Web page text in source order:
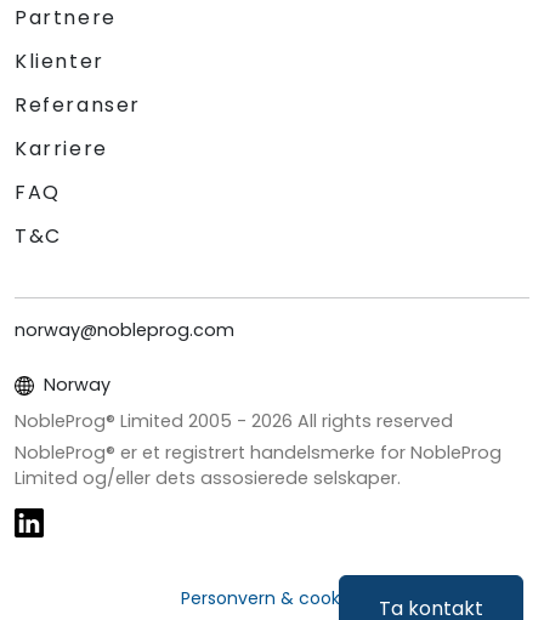
Ta kontakt
Partnere
Klienter
Referanser
Karriere
FAQ
T&C
norway@nobleprog.com
Norway
NobleProg® Limited 2005 - 2026 All rights reserved
NobleProg® er et registrert handelsmerke for NobleProg
Limited og/eller dets assosierede selskaper.
Personvern & cookies